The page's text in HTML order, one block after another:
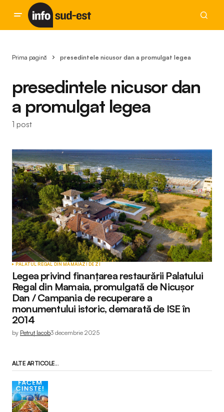
Prima pagină presedintele nicusor dan a promulgat legea
presedintele nicusor dan
a promulgat legea
1 post
PALATUL REGAL DIN MAMAIAZI DE ZI
Legea privind finanțarea restaurării Palatului
Regal din Mamaia, promulgată de Nicușor
Dan / Campania de recuperare a
monumentului istoric, demarată de ISE în
2014
by Petruț Iacob3 decembrie 2025
ALTE ARTICOLE...